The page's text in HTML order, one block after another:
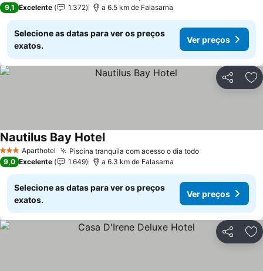
9,1 Excelente 1.372 a 6.5 km de Falasarna
Selecione as datas para ver os preços
exatos.
Ver preços
Partilhar
3 EstrelasAparthotel Piscina tranquila com acesso o dia todo
Nautilus Bay Hotel
9,0 Excelente 1.649 a 6.3 km de Falasarna
Selecione as datas para ver os preços
exatos.
Ver preços
Partilhar